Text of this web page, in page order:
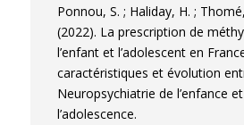
Ponnou, S. ; Haliday, H. ;
(2022). La prescription de
l’enfant et l’adolescent en
caractéristiques et évolution
Neuropsychiatrie de l’enfance
l’adolescence.